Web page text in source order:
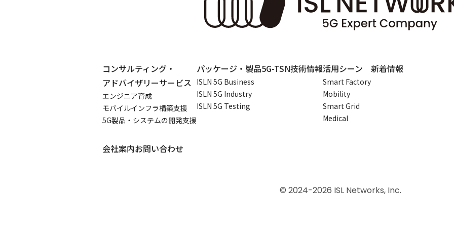
コンサルティング・
アドバイザリーサービス
エンジニア育成
モバイルインフラ構築支援
5G製品・システムの開発支援
パッケージ・製品
ISLN 5G Business
ISLN 5G Industry
ISLN 5G Testing
5G-TSN技術情報活用シーン
Smart Factory
Mobility
Smart Grid
Medical
新着情報
会社案内お問い合わせ
© 2024-2026 ISL Networks, Inc.